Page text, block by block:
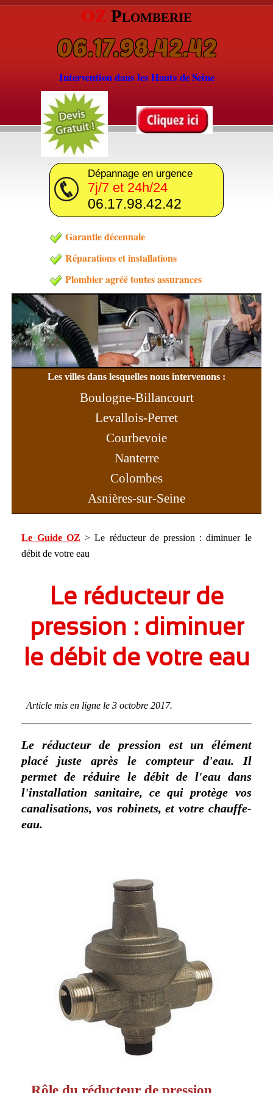
OZ Plomberie
06.17.98.42.42
Intervention dans les Hauts de Seine
Dépannage en urgence
7j/7 et 24h/24
06.17.98.42.42
Garantie décennale
Réparations et installations
Plombier agréé toutes assurances
Les villes dans lesquelles nous intervenons :
Boulogne-Billancourt
Levallois-Perret
Courbevoie
Nanterre
Colombes
Asnières-sur-Seine
Rueil-Malmaison
Neuilly-sur-Seine
Issy-les-Moulineaux
Clichy
Clamart
Meudon
Puteaux
Montrouge
Sceaux
Châtillon
Bagneux
Châtenay-Malabry
Malakoff
La Garenne Colombes
Gennevilliers
Bois-Colombes
Fontenay-aux-Roses
Sèvres
Villeneuve-la-Garenne
Chaville
Le Plessis Robinson
Bourg-la-Reine
Le Guide OZ > Le réducteur de pression : diminuer le
débit de votre eau
Le réducteur de
pression : diminuer
le débit de votre eau
Article mis en ligne le 3 octobre 2017.
Le réducteur de pression est un élément
placé juste après le compteur d'eau. Il
permet de réduire le débit de l'eau dans
l'installation sanitaire, ce qui protège vos
canalisations, vos robinets, et votre chauffe-
eau.